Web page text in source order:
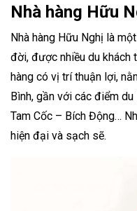
Nhà hàng Hữu
Nhà hàng Hữu Nghị là
đời, được nhiều du khách
hàng có vị trí thuận lợi,
Bình, gần với các điểm
Tam Cốc – Bích Động…
hiện đại và sạch sẽ.